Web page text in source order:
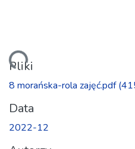
Pliki
8 morańska-rola zajęć.pdf
Data
2022-12